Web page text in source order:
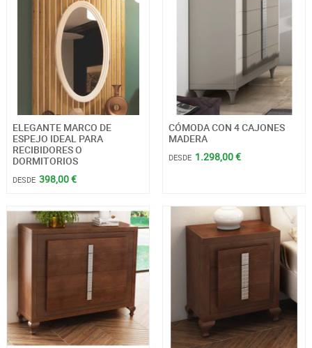
ELEGANTE MARCO DE
ESPEJO IDEAL PARA
RECIBIDORES O
DORMITORIOS
DESDE 398,00 €
CÓMODA CON 4 CAJONES
MADERA
DESDE 1.298,00 €